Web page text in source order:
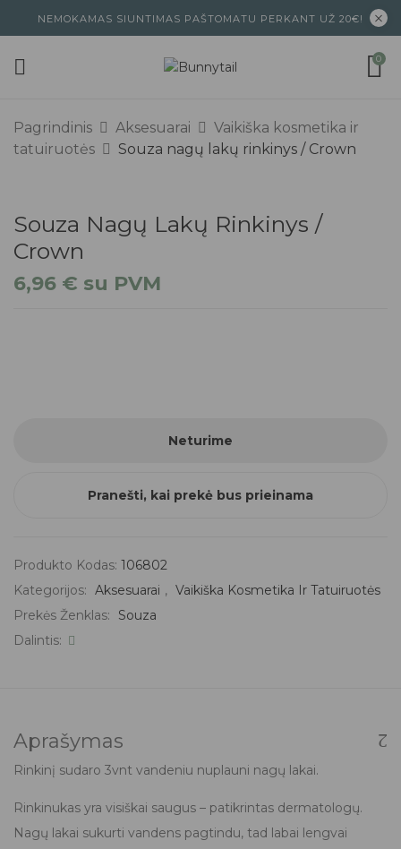
NEMOKAMAS SIUNTIMAS PAŠTOMATU PERKANT UŽ 20€!
0
Pagrindinis Aksesuarai
Vaikiška kosmetika ir
tatuiruotės
Souza nagų lakų rinkinys / Crown
Souza Nagų Lakų Rinkinys /
Crown
6,96 € su PVM
Neturime
Pranešti, kai prekė bus prieinama
Produkto Kodas: 106802
Kategorijos: Aksesuarai , Vaikiška Kosmetika Ir Tatuiruotės
Prekės Ženklas:
Souza
Dalintis:
Aprašymas
Rinkinį sudaro 3vnt vandeniu nuplauni nagų lakai.
Rinkinukas yra visiškai saugus – patikrintas dermatologų.
Nagų lakai sukurti vandens pagtindu, tad labai lengvai